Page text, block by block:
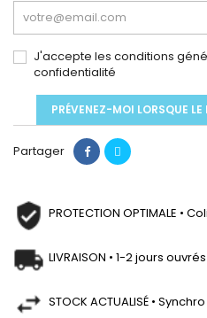
J'accepte les conditions
confidentialité
PRÉVENEZ-MOI LORSQUE
Partager
PROTECTION OPTIMALE •
LIVRAISON • 1-2 jours
STOCK ACTUALISÉ •